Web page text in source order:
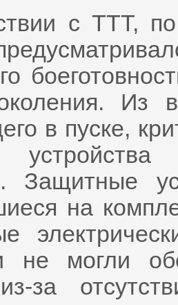
с ТТТ,
Из
в пуске,
Защитные
на
не могли
за